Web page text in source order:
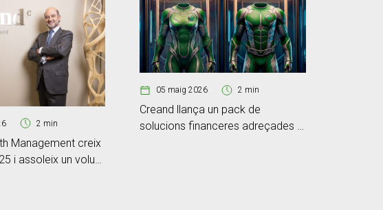
2 min
Management creix
i assoleix un volum
05 maig 2026 2 min
Creand llança un pack de
solucions financeres adreçades al